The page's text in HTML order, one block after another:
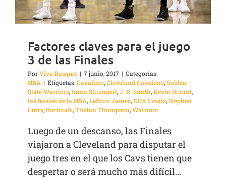
Factores claves para el juego
3 de las Finales
PorViva Basquet | 7 junio, 2017 | Categorías:
NBA | Etiquetas:Cavaliers,Cleveland Cavaliers,Golden
State Warriors,Iman Shumpert,J. R. Smith,Kevin Durant,
las finales de la NBA,LeBron James,NBA Finals,Stephen
Curry,the finals,Tristan Thompson,Warriors
Luego de un descanso, las Finales
viajaron a Cleveland para disputar el
juego tres en el que los Cavs tienen que
despertar o será mucho más difícil...